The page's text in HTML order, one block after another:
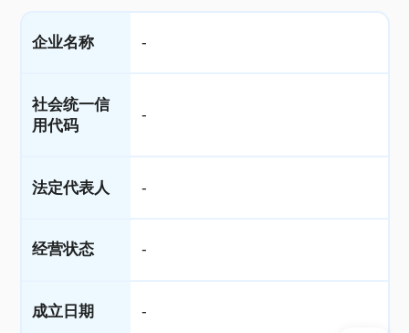
企业名称 -
社会统一信
用代码
-
法定代表人 -
经营状态 -
成立日期 -